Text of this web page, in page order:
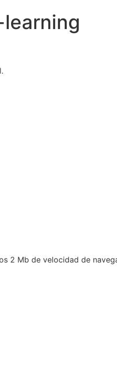
2 Mb de velocidad de